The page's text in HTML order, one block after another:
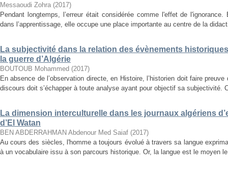
Messaoudi Zohra (2017)
Pendant longtemps, l’erreur était considérée comme l'effet de l'ignorance.
dans l’apprentissage, elle occupe une place importante au centre de la
La subjectivité dans la relation des évènements
la guerre d’Algérie
BOUTOUB Mohammed (2017)
En absence de l’observation directe, en Histoire, l’historien doit faire
discours doit s’échapper à toute analyse ayant pour objectif sa subjectivité.
La dimension interculturelle dans les journaux algériens
d’El Watan
BEN ABDERRAHMAN Abdenour Med Saiaf (2017)
Au cours des siècles, l'homme a toujours évolué à travers sa langue
à un vocabulaire issu à son parcours historique. Or, la langue est le moyen